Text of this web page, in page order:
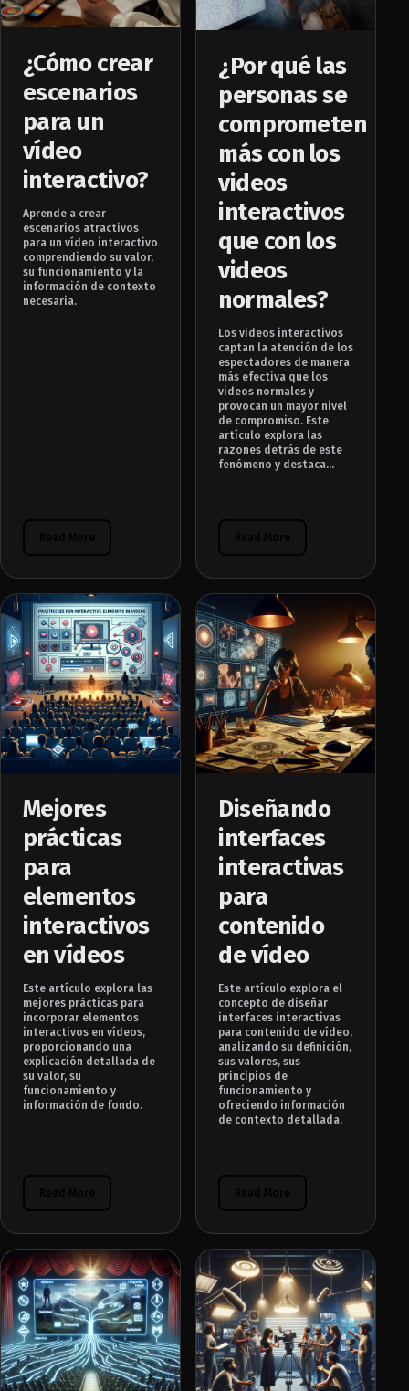
¿Cómo crear
escenarios
para un
vídeo
interactivo?
Aprende a crear
escenarios atractivos
para un vídeo interactivo
comprendiendo su valor,
su funcionamiento y la
información de contexto
necesaria.
¿Por qué las
personas se
comprometen
más con los
videos
interactivos
que con los
videos
normales?
Los videos interactivos
captan la atención de los
espectadores de manera
más efectiva que los
videos normales y
provocan un mayor nivel
de compromiso. Este
artículo explora las
razones detrás de este
fenómeno y destaca...
Mejores
prácticas
para
elementos
interactivos
en vídeos
Este artículo explora las
mejores prácticas para
incorporar elementos
interactivos en vídeos,
proporcionando una
explicación detallada de
su valor, su
funcionamiento y
información de fondo.
Diseñando
interfaces
interactivas
para
contenido
de vídeo
Este artículo explora el
concepto de diseñar
interfaces interactivas
para contenido de vídeo,
analizando su definición,
sus valores, sus
principios de
funcionamiento y
ofreciendo información
de contexto detallada.